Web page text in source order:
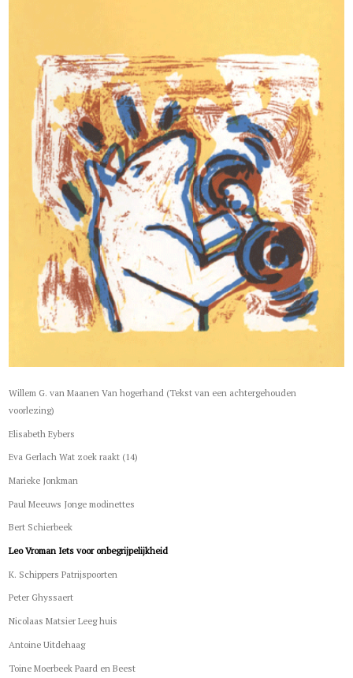
Willem G. van Maanen Van hogerhand (Tekst van een achtergehouden
voorlezing)
Elisabeth Eybers
Eva Gerlach Wat zoek raakt (14)
Marieke Jonkman
Paul Meeuws Jonge modinettes
Bert Schierbeek
Leo Vroman Iets voor onbegrijpelijkheid
K. Schippers Patrijspoorten
Peter Ghyssaert
Nicolaas Matsier Leeg huis
Antoine Uitdehaag
Toine Moerbeek Paard en Beest